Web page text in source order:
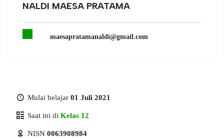
NALDI MAESA PRATAMA
maesapratamanaldi@gmail.com
Mulai belajar 01 Juli 2021
Saat ini di Kelas 12
NISN 0063908984